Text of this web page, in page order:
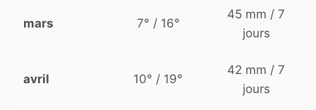
mars 7° / 16°
45 mm / 7
jours
avril 10° / 19°
42 mm / 7
jours